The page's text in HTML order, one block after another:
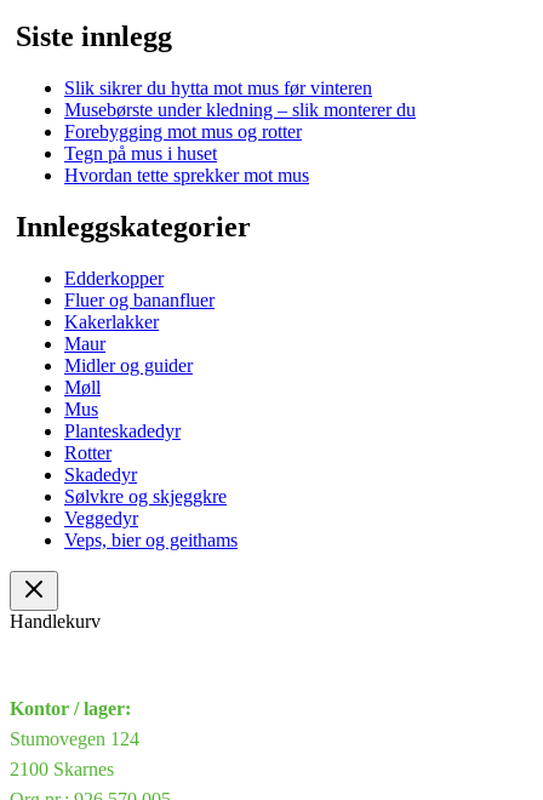
Siste innlegg
Slik sikrer du hytta mot mus før vinteren
Musebørste under kledning – slik monterer du
Forebygging mot mus og rotter
Tegn på mus i huset
Hvordan tette sprekker mot mus
Innleggskategorier
Edderkopper
Fluer og bananfluer
Kakerlakker
Maur
Midler og guider
Møll
Mus
Planteskadedyr
Rotter
Skadedyr
Sølvkre og skjeggkre
Veggedyr
Veps, bier og geithams
Handlekurv
Kontor / lager:
Stumovegen 124
2100 Skarnes